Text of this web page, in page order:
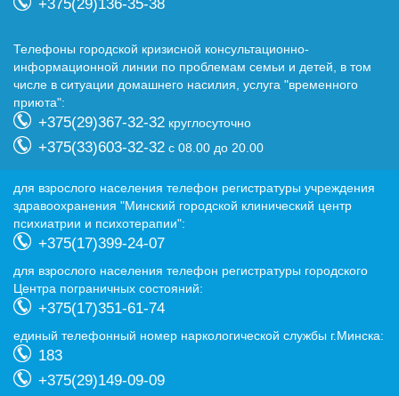
+375(29)136-35-38
Телефоны городской кризисной консультационно-
информационной линии по проблемам семьи и детей, в том
числе в ситуации домашнего насилия, услуга "временного
приюта":
+375(29)367-32-32 круглосуточно
+375(33)603-32-32 с 08.00 до 20.00
для взрослого населения телефон регистратуры учреждения
здравоохранения "Минский городской клинический центр
психиатрии и психотерапии":
+375(17)399-24-07
для взрослого населения телефон регистратуры городского
Центра пограничных состояний:
+375(17)351-61-74
eдиный телефонный номер наркологической службы г.Минска:
183
+375(29)149-09-09